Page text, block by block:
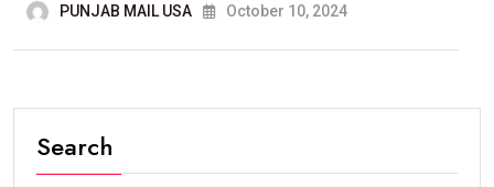
PUNJAB MAIL USA October 10, 2024
Search